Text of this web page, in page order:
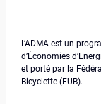
L’ADMA est un
d’Économies
et porté par la
Bicyclette (FUB).